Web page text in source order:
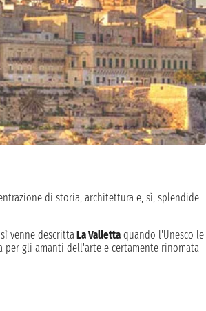
di storia, architettura e, sì, splendide
venne descrittaLa Vallettaquando l'Unesco le
gli amanti dell'arte e certamente rinomata